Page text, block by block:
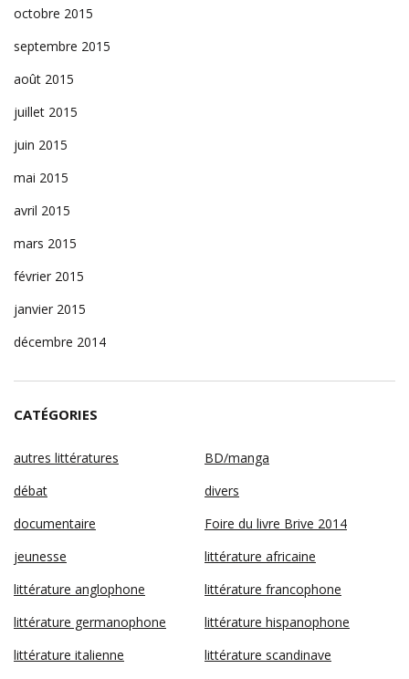
octobre 2015
septembre 2015
août 2015
juillet 2015
juin 2015
mai 2015
avril 2015
mars 2015
février 2015
janvier 2015
décembre 2014
CATÉGORIES
autres littératures
BD/manga
débat
divers
documentaire
Foire du livre Brive 2014
jeunesse
littérature africaine
littérature anglophone
littérature francophone
littérature germanophone
littérature hispanophone
littérature italienne
littérature scandinave